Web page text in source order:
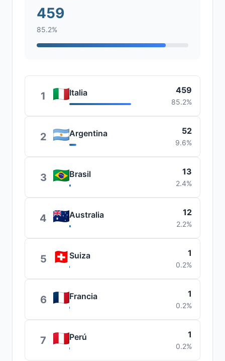
459
85.2%
1 Italia 459
85.2%
2 Argentina 52
9.6%
3 Brasil 13
2.4%
4 Australia 12
2.2%
5 Suiza 1
0.2%
6 Francia 1
0.2%
7 Perú 1
0.2%